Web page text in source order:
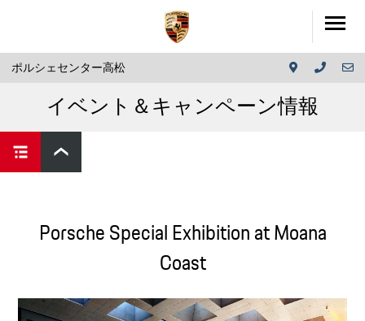
ポルシェセンター高松
イベント＆キャンペーン情報
Porsche Special Exhibition at Moana
Coast